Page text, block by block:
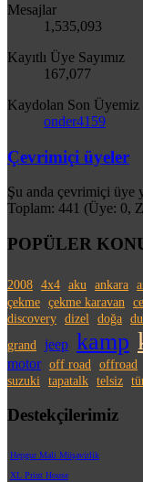
Mesajlar
1,535,093
Kayıtlı Üye Sayımız
167,077
Kaydolan Son Üyemiz
onder4159
Çevrimiçi üyeler
Şu anda çevrimiçi üye
Toplam: 441 (Üye: 0,
POPÜLER
2008 4x4 aku ankara
çekme çekme karavan
discovery dizel doğa
grand
jeep kamp
motor off road offroad
suzuki
tapatalk telsiz
Destekçilerimiz
Hepgur Mali Müşavirlik
XL Print House